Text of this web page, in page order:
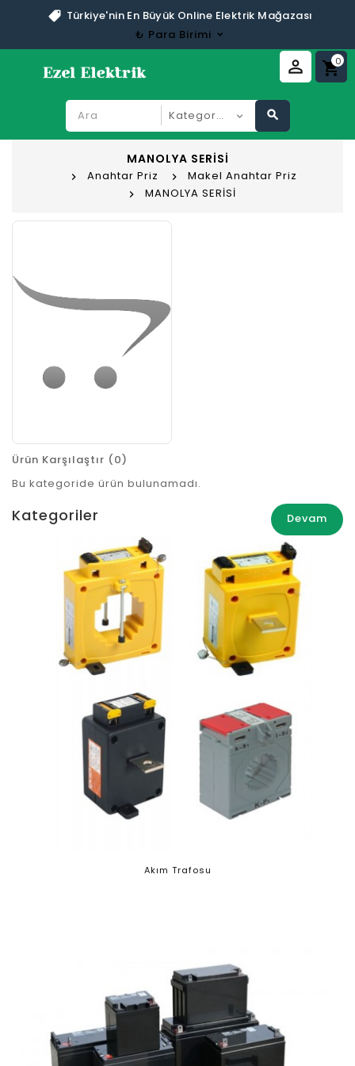
Türkiye'nin En Büyük Online Elektrik Mağazası
₺ Para Birimi
search
perm_identity shopping_cart
0
MANOLYA SERİSİ
Anahtar Priz
Makel Anahtar Priz
MANOLYA SERİSİ
Ürün Karşılaştır (0)
Bu kategoride ürün bulunamadı.
Devam
Kategoriler
Akım Trafosu